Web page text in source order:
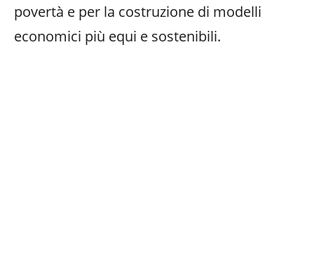
povertà e per la costruzione di modelli
economici più equi e sostenibili.